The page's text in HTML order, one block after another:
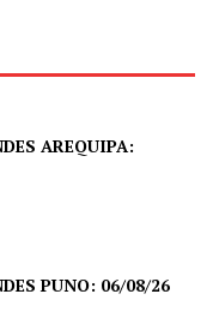
AREQUIPA:
PUNO: 06/08/26